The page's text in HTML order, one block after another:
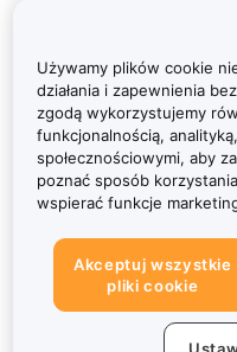
Używamy plików cookie
działania i zapewnienia
zgodą wykorzystujemy
funkcjonalnością,
społecznościowymi, aby
poznać sposób
wspierać funkcje
Akceptuj wszystkie
pliki cookie